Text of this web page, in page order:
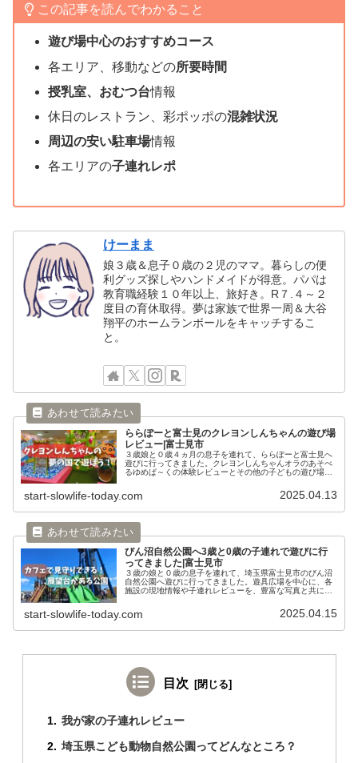
この記事を読んでわかること
遊び場中心のおすすめコース
各エリア、移動などの所要時間
授乳室、おむつ台情報
休日のレストラン、彩ポッポの混雑状況
周辺の安い駐車場情報
各エリアの子連れレポ
けーまま
娘３歳＆息子０歳の２児のママ。暮らしの便
利グッズ探しやハンドメイドが得意。パパは
教育職経験１０年以上、旅好き。R７.４～２
度目の育休取得。夢は家族で世界一周＆大谷
翔平のホームランボールをキャッチするこ
と。
ららぽーと富士見のクレヨンしんちゃんの遊び場
レビュー|富士見市
３歳娘と０歳４ヵ月の息子を連れて、ららぽーと富士見へ
遊びに行ってきました。クレヨンしんちゃんオラのあそべ
るゆめぱ～くの体験レビューとその他の子どもの遊び場に
start-slowlife-today.com 2025.04.13
びん沼自然公園へ3歳と0歳の子連れで遊びに行
ってきました|富士見市
３歳の娘と０歳の息子を連れて、埼玉県富士見市のびん沼
自然公園へ遊びに行ってきました。遊具広場を中心に、各
施設の現地情報や子連れレビューを、豊富な写真と共にま
start-slowlife-today.com 2025.04.15
目次
我が家の子連れレビュー
埼玉県こども動物自然公園ってどんなところ？